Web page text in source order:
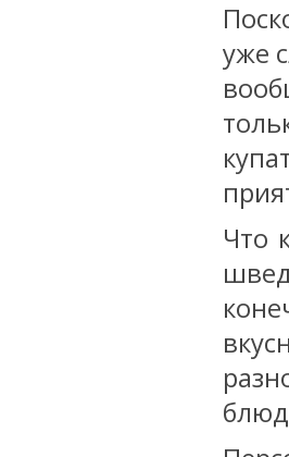
уже
Что